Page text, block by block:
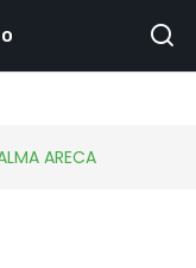
ARECA